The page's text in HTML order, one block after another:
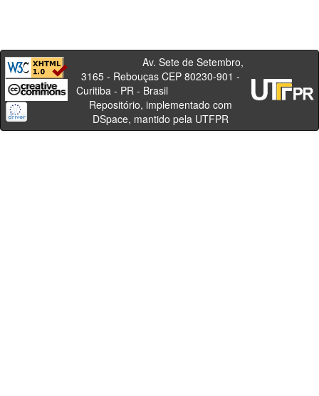
Av. Sete de Setembro,
3165 - Rebouças CEP 80230-901 -
Curitiba - PR - Brasil
Repositório, implementado com
DSpace, mantido pela UTFPR